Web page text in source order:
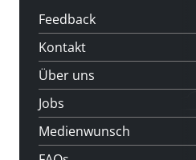
Feedback
Kontakt
Über uns
Jobs
Medienwunsch